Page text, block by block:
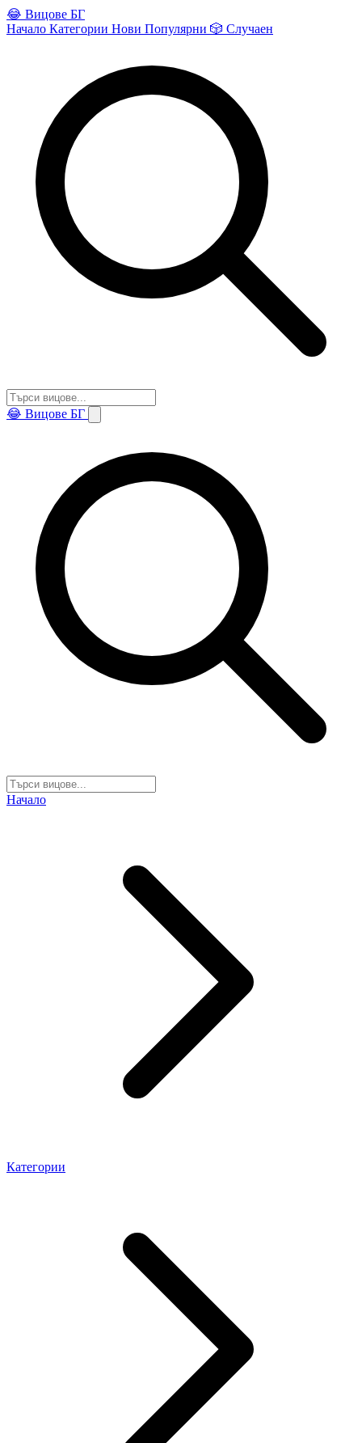
😂 Вицове БГ
Начало Категории Нови Популярни 🎲 Случаен
😂 Вицове БГ
Начало
Категории